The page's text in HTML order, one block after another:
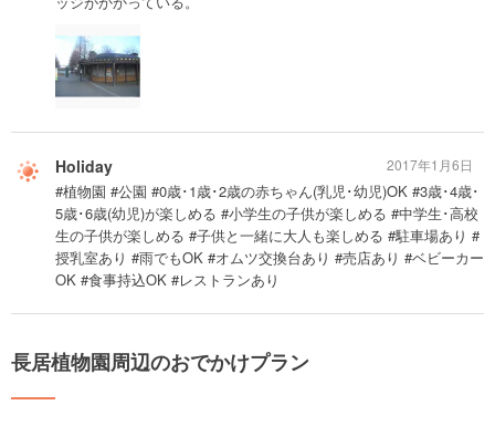
Holiday
#植物園 #公園 #0歳･1歳･2歳の赤ちゃん(乳児･幼児)OK #3歳･4歳･
5歳･6歳(幼児)が楽しめる #小学生の子供が楽しめる #中学生･高校
生の子供が楽しめる #子供と一緒に大人も楽しめる #駐車場あり #
授乳室あり #雨でもOK #オムツ交換台あり #売店あり #ベビーカー
OK #食事持込OK #レストランあり
2017年1月6日
長居植物園周辺のおでかけプラン